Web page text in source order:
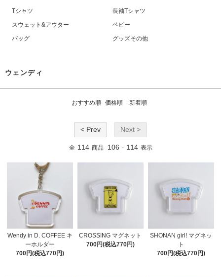
Tシャツ
長袖Tシャツ
スウェット&アウター
ベビー
バッグ
グッズその他
ウェンディ
おすすめ順 価格順 新着順
< Prev Next >
全 114 商品 106 - 114 表示
Wendy in D. COFFEE キ
ーホルダー
700円(税込770円)
CROSSING マグネット
700円(税込770円)
SHONAN girl! マグネッ
ト
700円(税込770円)